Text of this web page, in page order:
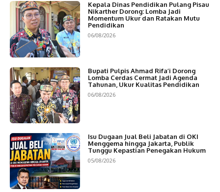
Kepala Dinas Pendidikan Pulang Pisau
Nikarther Dorong: Lomba Jadi
Momentum Ukur dan Ratakan Mutu
Pendidikan
06/08/2026
Bupati Pulpis Ahmad Rifa’i Dorong
Lomba Cerdas Cermat Jadi Agenda
Tahunan, Ukur Kualitas Pendidikan
06/08/2026
Isu Dugaan Jual Beli Jabatan di OKI
Menggema hingga Jakarta, Publik
Tunggu Kepastian Penegakan Hukum
05/08/2026